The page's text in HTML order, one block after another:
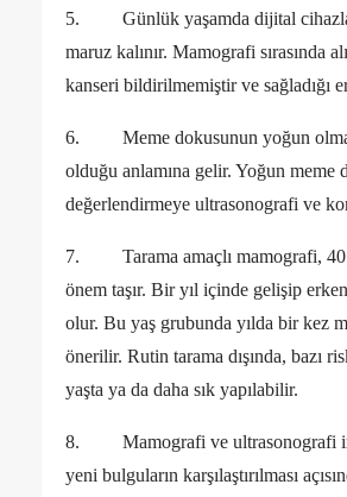
5.
Günlük yaşamda dijital
maruz kalınır. Mamografi sırasında
kanseri bildirilmemiştir ve sağladığı
6.
Meme dokusunun yoğun
olduğu anlamına gelir. Yoğun meme
değerlendirmeye ultrasonografi ve
7.
Tarama amaçlı mamografi,
önem taşır. Bir yıl içinde gelişip
olur. Bu yaş grubunda yılda bir kez
önerilir. Rutin tarama dışında, bazı
yaşta ya da daha sık yapılabilir.
8.
Mamografi ve ultrasonografi
yeni bulguların karşılaştırılması